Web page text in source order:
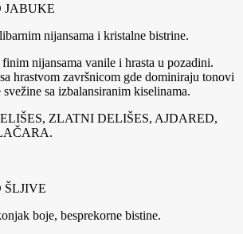
JABUKE
nijansama i kristalne bistrine.
nijansama vanile i hrasta u pozadini.
hrastvom završnicom gde dominiraju tonovi
sa izbalansiranim kiselinama.
ZLATNI DELIŠES, AJDARED,
boje, besprekorne bistine.